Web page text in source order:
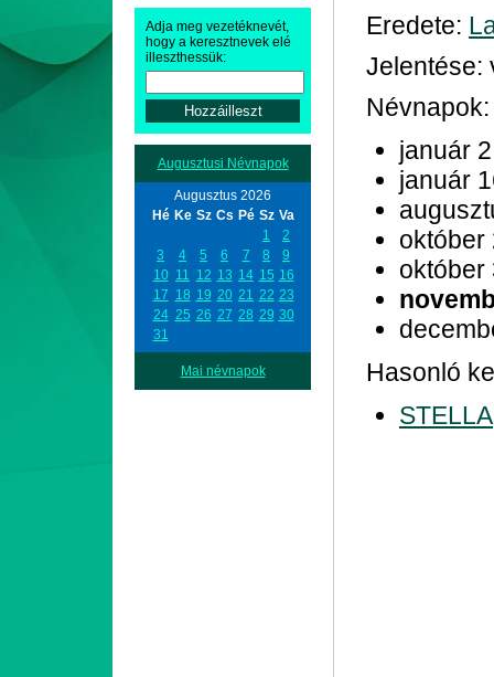
Adja meg vezetéknevét,
hogy a keresztnevek elé
illeszthessük:
Augusztusi Névnapok
Augusztus 2026
Hé Ke Sz Cs Pé Sz Va
1
2
3
4 5 6 7 8
9
10 11 12 13 14 15 16
17 18 19 20 21 22 23
24 25 26 27 28 29 30
31
Mai névnapok
Eredete:
Jelentése:
Névnapok:
január 2
január
október
október
Hasonló
STELLA